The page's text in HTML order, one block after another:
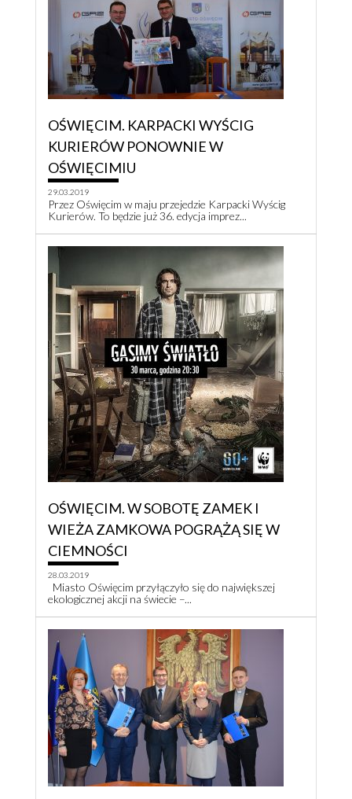
OŚWIĘCIM. KARPACKI WYŚCIG
KURIERÓW PONOWNIE W
OŚWIĘCIMIU
29.03.2019
Przez Oświęcim w maju przejedzie Karpacki Wyścig
Kurierów. To będzie już 36. edycja imprez...
OŚWIĘCIM. W SOBOTĘ ZAMEK I
WIEŻA ZAMKOWA POGRĄŻĄ SIĘ W
CIEMNOŚCI
28.03.2019
Miasto Oświęcim przyłączyło się do największej
ekologicznej akcji na świecie –...